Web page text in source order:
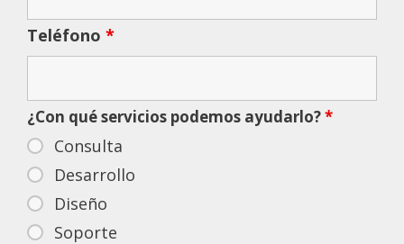
Teléfono *
¿Con qué servicios podemos ayudarlo?*
Consulta
Desarrollo
Diseño
Soporte